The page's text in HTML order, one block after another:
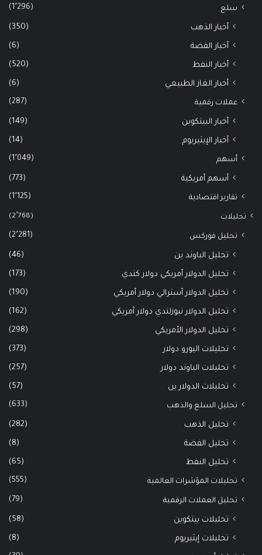
سلع (1٬296)
أخبار الذهب (350)
أخبار الفضة (6)
أخبار النفط (520)
أخبار الغاز الطبيعي (6)
عملات رقمية (287)
أخبار البيتكوين (149)
أخبار الإيثيريوم (14)
أسهم (1٬049)
أسهم أمريكية (773)
تقارير اقتصادية (1٬125)
تحليلات (2٬768)
تحليل فوركس (2٬281)
تحليل الباوند ين (46)
تحليل الدولار أمريكي دولار كندي (173)
تحليل الدولار أسترالي دولار أمريكي (190)
تحليل الدولار نيوزلندي دولار أمريكي (162)
تحليل الدولار الأمريكي (298)
تحليلات اليورو دولار (373)
تحليلات الباوند دولار (257)
تحليلات الدولار ين (57)
تحليل السلع والذهب (633)
تحليل الذهب (282)
تحليل الفضة (8)
تحليل النفط (65)
تحليلات المؤشرات العالمية (555)
تحليل العملات الرقمية (79)
تحليلات بيتكوين (58)
تحليلات إيثيريوم (8)